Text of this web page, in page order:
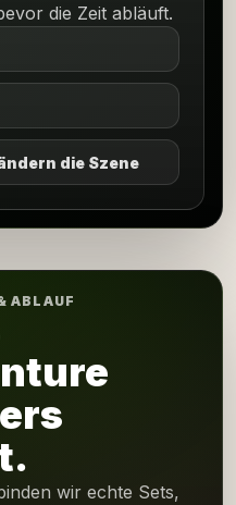
die Zeit abläuft.
die Szene
ABLAUF
wir echte Sets,